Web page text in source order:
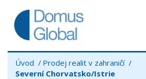
Úvod
Prodej realit v zahraničí
Severní Chorvatsko/Istrie